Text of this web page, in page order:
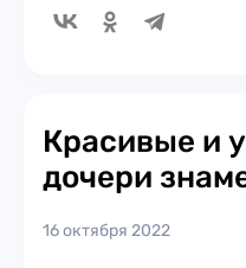
Красивые и
дочери
16 октября 2022